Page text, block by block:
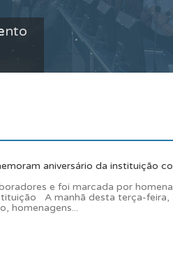
aniversário da instituição
e foi marcada por
A manhã desta terça-feira,
homenagens...